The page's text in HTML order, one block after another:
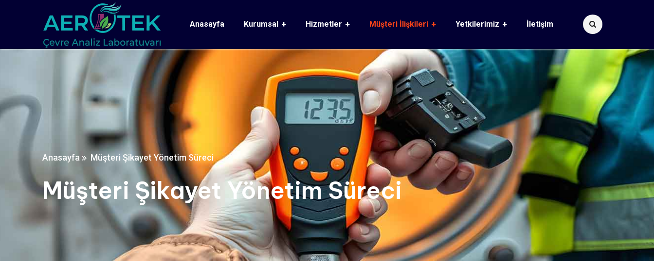
Anasayfa Kurumsal Hizmetler Müşteri İlişkileri Yetkilerimiz İletişim
Anasayfa Müşteri Şikayet Yönetim Süreci
Müşteri Şikayet Yönetim Süreci